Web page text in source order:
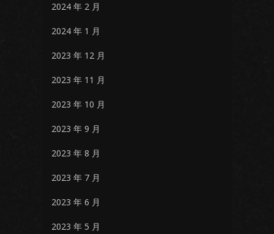
2024 年 2 月
2024 年 1 月
2023 年 12 月
2023 年 11 月
2023 年 10 月
2023 年 9 月
2023 年 8 月
2023 年 7 月
2023 年 6 月
2023 年 5 月